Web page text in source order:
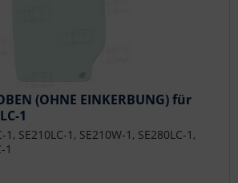
(OHNE EINKERBUNG) für
1
1, SE210LC-1, SE210W-1, SE280LC-1,
1